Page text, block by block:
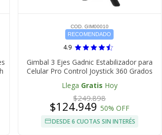
COD. GIM00010
RECOMENDADO
4.9
Gimbal 3 Ejes Gadnic Estabilizador para
Celular Pro Control Joystick 360 Grados
Llega Gratis Hoy
$249.898
$124.949 50% OFF
DESDE 6 CUOTAS SIN INTERÉS